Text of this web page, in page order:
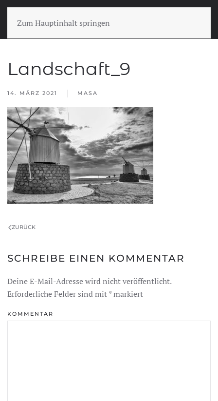
Zum Hauptinhalt springen
Landschaft_9
14. MÄRZ 2021 MASA
ZURÜCK
SCHREIBE EINEN KOMMENTAR
Deine E-Mail-Adresse wird nicht veröffentlicht.
Erforderliche Felder sind mit*markiert
KOMMENTAR